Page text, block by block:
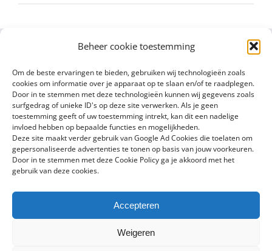
Beheer cookie toestemming
Om de beste ervaringen te bieden, gebruiken wij technologieën zoals
cookies om informatie over je apparaat op te slaan en/of te raadplegen.
Door in te stemmen met deze technologieën kunnen wij gegevens zoals
surfgedrag of unieke ID's op deze site verwerken. Als je geen
toestemming geeft of uw toestemming intrekt, kan dit een nadelige
invloed hebben op bepaalde functies en mogelijkheden.
Deze site maakt verder gebruik van Google Ad Cookies die toelaten om
gepersonaliseerde advertenties te tonen op basis van jouw voorkeuren.
Door in te stemmen met deze Cookie Policy ga je akkoord met het
gebruik van deze cookies.
Accepteren
Weigeren
Copyright 2016 - 2024 Sylvain Goldberg | All Rights Reserved |